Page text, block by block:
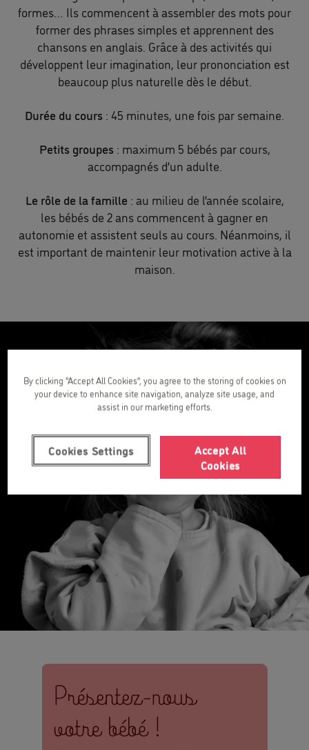
formes… Ils commencent à assembler des mots pour
former des phrases simples et apprennent des
chansons en anglais. Grâce à des activités qui
développent leur imagination, leur prononciation est
beaucoup plus naturelle dès le début.
Durée du cours : 45 minutes, une fois par semaine.
Petits groupes : maximum 5 bébés par cours,
accompagnés d’un adulte.
Le rôle de la famille : au milieu de l’année scolaire,
les bébés de 2 ans commencent à gagner en
autonomie et assistent seuls au cours. Néanmoins, il
est important de maintenir leur motivation active à la
maison.
By clicking “Accept All Cookies”, you agree to the storing of cookies on
your device to enhance site navigation, analyze site usage, and
assist in our marketing efforts.
Accept All
Cookies
Cookies Settings